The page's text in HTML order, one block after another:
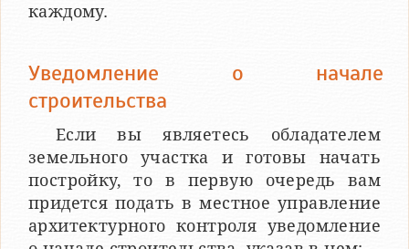
каждому.
Уведомление о начале
строительства
Если вы являетесь обладателем
земельного участка и готовы начать
постройку, то в первую очередь вам
придется подать в местное управление
архитектурного контроля уведомление